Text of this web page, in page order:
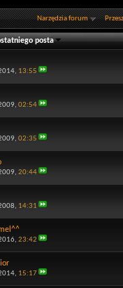
Narzędzia forum
posta
13:55
02:54
02:35
20:44
14:31
23:42
15:17